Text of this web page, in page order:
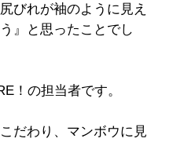
びれが袖のように見え
』と思ったことでし
！の担当者です。
だわり、マンボウに見